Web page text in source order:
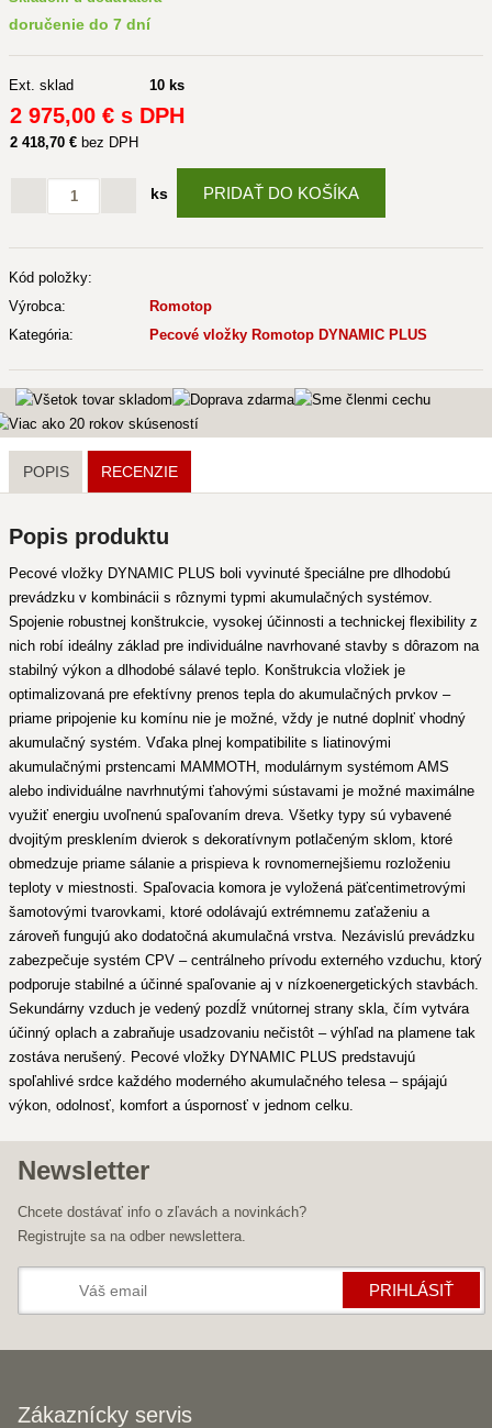
doručenie do 7 dní
Ext. sklad 10 ks
2 975,00 € s DPH
2 418,70 € bez DPH
ks PRIDAŤ DO KOŠÍKA
Kód položky:
Výrobca:
Romotop
Kategória:
Pecové vložky Romotop DYNAMIC PLUS
POPIS RECENZIE
Popis produktu
Pecové vložky DYNAMIC PLUS boli vyvinuté špeciálne pre dlhodobú
prevádzku v kombinácii s rôznymi typmi akumulačných systémov.
Spojenie robustnej konštrukcie, vysokej účinnosti a technickej flexibility z
nich robí ideálny základ pre individuálne navrhované stavby s dôrazom na
stabilný výkon a dlhodobé sálavé teplo. Konštrukcia vložiek je
optimalizovaná pre efektívny prenos tepla do akumulačných prvkov –
priame pripojenie ku komínu nie je možné, vždy je nutné doplniť vhodný
akumulačný systém. Vďaka plnej kompatibilite s liatinovými
akumulačnými prstencami MAMMOTH, modulárnym systémom AMS
alebo individuálne navrhnutými ťahovými sústavami je možné maximálne
využiť energiu uvoľnenú spaľovaním dreva. Všetky typy sú vybavené
dvojitým presklením dvierok s dekoratívnym potlačeným sklom, ktoré
obmedzuje priame sálanie a prispieva k rovnomernejšiemu rozloženiu
teploty v miestnosti. Spaľovacia komora je vyložená päťcentimetrovými
šamotovými tvarovkami, ktoré odolávajú extrémnemu zaťaženiu a
zároveň fungujú ako dodatočná akumulačná vrstva. Nezávislú prevádzku
zabezpečuje systém CPV – centrálneho prívodu externého vzduchu, ktorý
podporuje stabilné a účinné spaľovanie aj v nízkoenergetických stavbách.
Sekundárny vzduch je vedený pozdĺž vnútornej strany skla, čím vytvára
účinný oplach a zabraňuje usadzovaniu nečistôt – výhľad na plamene tak
zostáva nerušený. Pecové vložky DYNAMIC PLUS predstavujú
spoľahlivé srdce každého moderného akumulačného telesa – spájajú
výkon, odolnosť, komfort a úspornosť v jednom celku.
Newsletter
Chcete dostávať info o zľavách a novinkách?
Registrujte sa na odber newslettera.
PRIHLÁSIŤ
Zákaznícky servis